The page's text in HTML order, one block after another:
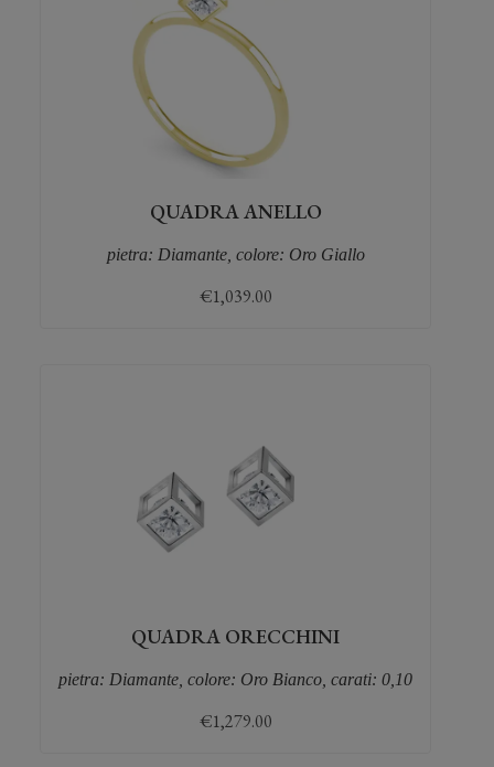
QUADRA ANELLO
pietra: Diamante, colore: Oro Giallo
€1,039.00
QUADRA ORECCHINI
pietra: Diamante, colore: Oro Bianco, carati: 0,10
€1,279.00